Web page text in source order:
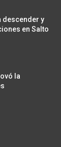
descender y
en Salto
la